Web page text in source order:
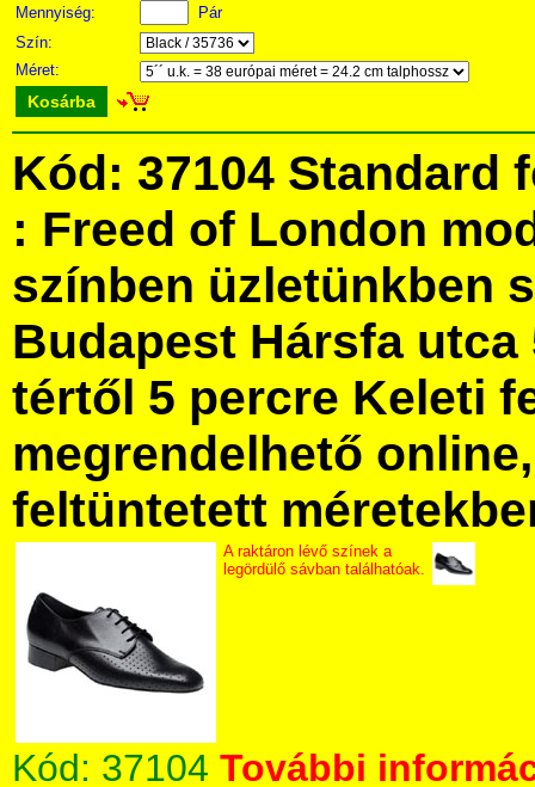
Mennyiség:
Pár
Szín:
Méret:
Kosárba
Kód: 37104 Standard
: Freed of London
színben üzletünkben
Budapest Hársfa utca
tértől 5 percre Keleti
megrendelhető
feltüntetett
A raktáron lévő színek a
legördülő sávban találhatóak.
Kód: 37104 További